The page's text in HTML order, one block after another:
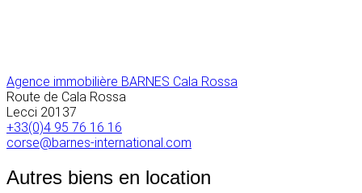
Agence immobilière BARNES Cala Rossa
Route de Cala Rossa
Lecci 20137
+33(0)4 95 76 16 16
corse@barnes-international.com
Autres biens en location